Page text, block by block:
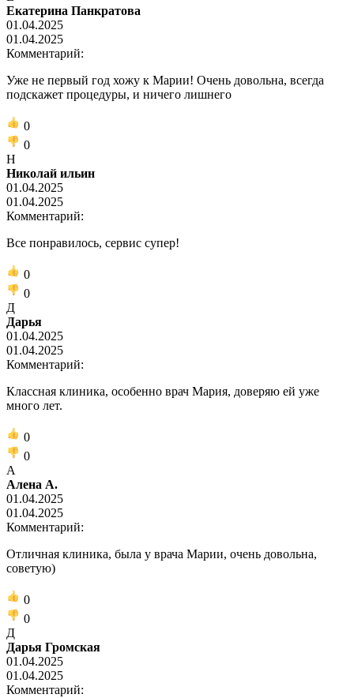
Екатерина Панкратова
01.04.2025
01.04.2025
Комментарий:
Уже не первый год хожу к Марии! Очень довольна, всегда
подскажет процедуры, и ничего лишнего
0
0
Н
Николай ильин
01.04.2025
01.04.2025
Комментарий:
Все понравилось, сервис супер!
0
0
Д
Дарья
01.04.2025
01.04.2025
Комментарий:
Классная клиника, особенно врач Мария, доверяю ей уже
много лет.
0
0
А
Алена А.
01.04.2025
01.04.2025
Комментарий:
Отличная клиника, была у врача Марии, очень довольна,
советую)
0
0
Д
Дарья Громская
01.04.2025
01.04.2025
Комментарий: